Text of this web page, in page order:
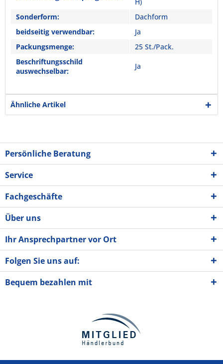
Sonderform:
Dachform
beidseitig verwendbar:
Ja
Packungsmenge:
25 St./Pack.
Beschriftungsschild
auswechselbar:
Ja
Ähnliche Artikel
Persönliche Beratung
Service
Fachgeschäfte
Über uns
Ihr Ansprechpartner vor Ort
Folgen Sie uns auf:
Bequem bezahlen mit